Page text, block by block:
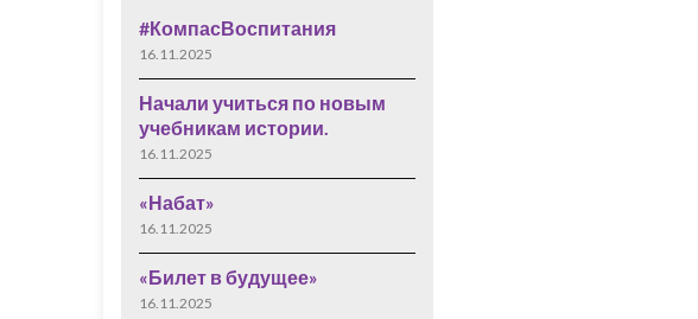
#КомпасВоспитания
16.11.2025
Начали учиться по новым
учебникам истории.
16.11.2025
«Набат»
16.11.2025
«Билет в будущее»
16.11.2025